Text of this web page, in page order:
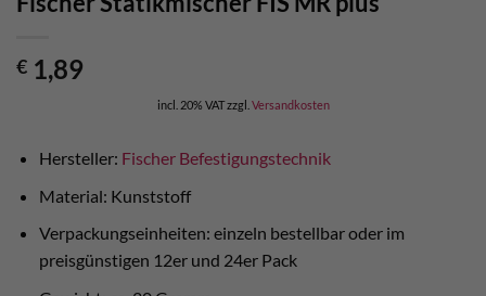
€ 1,89
incl. 20% VATzzgl. Versandkosten
Hersteller: Fischer Befestigungstechnik
Material: Kunststoff
Verpackungseinheiten: einzeln bestellbar oder im
preisgünstigen 12er und 24er Pack